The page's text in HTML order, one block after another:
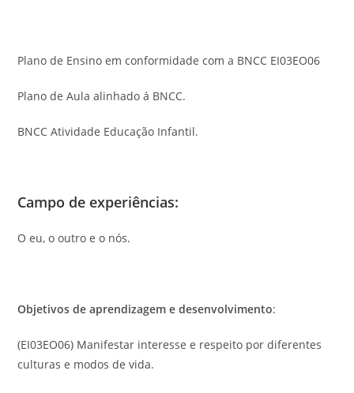
Plano de Ensino em conformidade com a BNCC EI03EO06
Plano de Aula alinhado á BNCC.
BNCC Atividade Educação Infantil.
Campo de experiências:
O eu, o outro e o nós.
Objetivos de aprendizagem e desenvolvimento:
(EI03EO06) Manifestar interesse e respeito por diferentes
culturas e modos de vida.